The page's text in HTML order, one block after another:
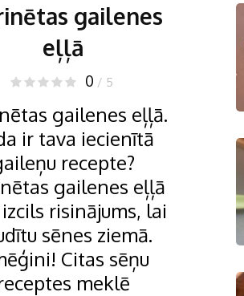
gailenes
eļļā
0 / 5
gailenes eļļā.
ir tava iecienītā
recepte?
gailenes eļļā
risinājums, lai
sēnes ziemā.
Citas sēņu
meklē